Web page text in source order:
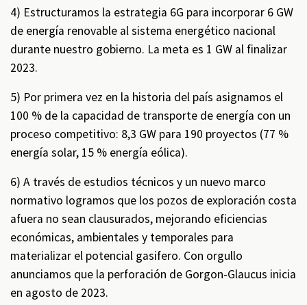
4) Estructuramos la estrategia 6G para incorporar 6 GW
de energía renovable al sistema energético nacional
durante nuestro gobierno. La meta es 1 GW al finalizar
2023.
5) Por primera vez en la historia del país asignamos el
100 % de la capacidad de transporte de energía con un
proceso competitivo: 8,3 GW para 190 proyectos (77 %
energía solar, 15 % energía eólica).
6) A través de estudios técnicos y un nuevo marco
normativo logramos que los pozos de exploración costa
afuera no sean clausurados, mejorando eficiencias
económicas, ambientales y temporales para
materializar el potencial gasifero. Con orgullo
anunciamos que la perforación de Gorgon-Glaucus inicia
en agosto de 2023.